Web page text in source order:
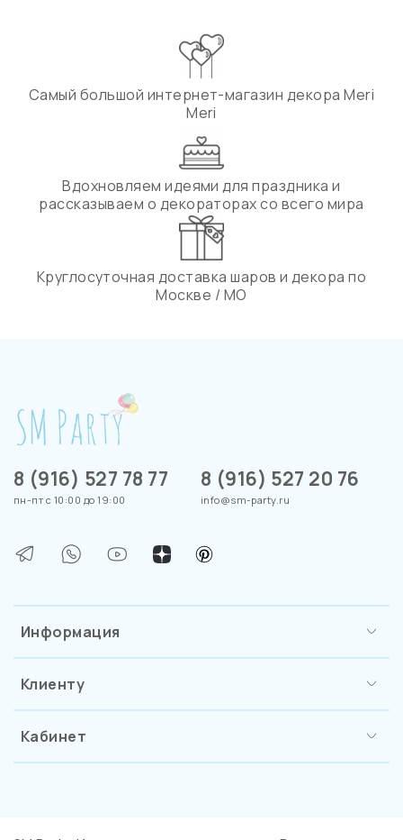
Самый большой интернет-магазин декора Meri
Meri
Вдохновляем идеями для праздника и
рассказываем о декораторах со всего мира
Круглосуточная доставка шаров и декора по
Москве / МО
Информация
Клиенту
Кабинет
8 (916) 527 78 77
пн-пт с 10:00 до 19:00
8 (916) 527 20 76
info@sm-party.ru